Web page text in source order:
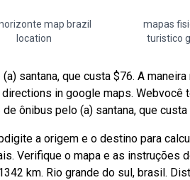
map brazil
location
mapas
turistico
santana, que custa $76. A
in google maps. Webvocê
ônibus pelo (a) santana, que custa
a origem e o destino para
Verifique o mapa e as instruções
km. Rio grande do sul, brasil.